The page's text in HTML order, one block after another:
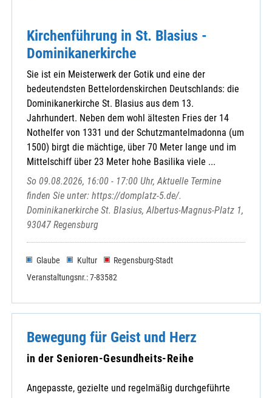
Kirchenführung in St. Blasius -
Dominikanerkirche
Sie ist ein Meisterwerk der Gotik und eine der
bedeutendsten Bettelordenskirchen Deutschlands: die
Dominikanerkirche St. Blasius aus dem 13.
Jahrhundert. Neben dem wohl ältesten Fries der 14
Nothelfer von 1331 und der Schutzmantelmadonna (um
1500) birgt die mächtige, über 70 Meter lange und im
Mittelschiff über 23 Meter hohe Basilika viele ...
So 09.08.2026, 16:00 - 17:00 Uhr, Aktuelle Termine
finden Sie unter: https://domplatz-5.de/.
Dominikanerkirche St. Blasius, Albertus-Magnus-Platz 1,
93047 Regensburg
Glaube Kultur
Regensburg-Stadt
Veranstaltungsnr.: 7-83582
Bewegung für Geist und Herz
in der Senioren-Gesundheits-Reihe
Angepasste, gezielte und regelmäßig durchgeführte